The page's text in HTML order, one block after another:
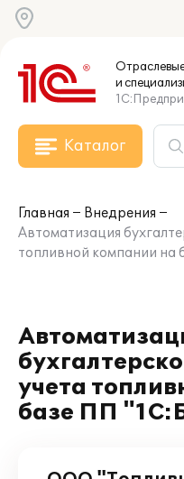
и
Каталог
Главная
Внедрения
Автоматизация
топливной компании на
учета
базе ПП